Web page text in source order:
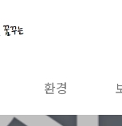
환경